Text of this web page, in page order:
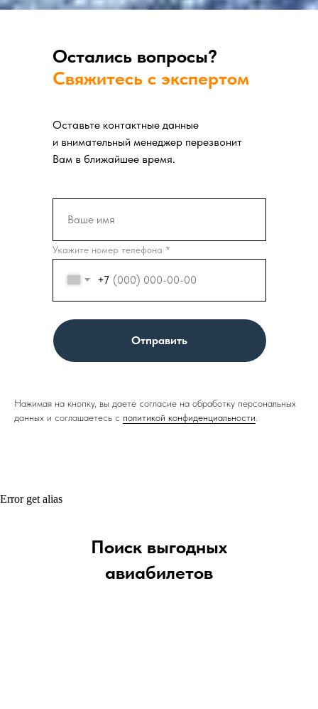
Остались вопросы?
Свяжитесь с экспертом
+7
Отправить
Оставьте контактные данные
и внимательный менеджер перезвонит
Вам в ближайшее время.
Укажите номер телефона *
Нажимая на кнопку, вы даете согласие на обработку персональных
данных и соглашаетесь c политикой конфиденциальности
Error get alias
Поиск выгодных
авиабилетов